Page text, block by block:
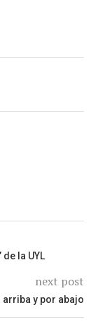
la UYL
next post
y por abajo